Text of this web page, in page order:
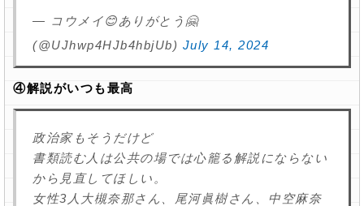
— コウメイ😊ありがとう🤗
(@UJhwp4HJb4hbjUb) July 14, 2024
④解説がいつも最高
政治家もそうだけど
書類読む人は公共の場では心籠る解説にならない
から見直してほしい。
女性3人大槻奈那さん、尾河眞樹さん、中空麻奈